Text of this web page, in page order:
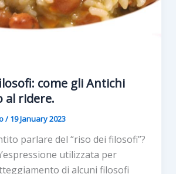
come gli Antichi
al ridere.
/19 January 2023
parlare del “riso dei filosofi”?
utilizzata per
di alcuni filosofi